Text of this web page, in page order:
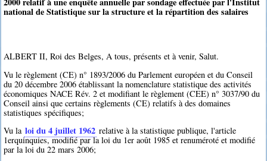
national de Statistique sur la structure et la répartition des salaires
ALBERT II, Roi des Belges, A tous, présents et à venir, Salut.
Vu le règlement (CE) n° 1893/2006 du Parlement européen et du Conseil
du 20 décembre 2006 établissant la nomenclature statistique des activités
économiques NACE Rév. 2 et modifiant le règlement (CEE) n° 3037/90 du
Conseil ainsi que certains règlements (CE) relatifs à des domaines
statistiques spécifiques;
Vu la loi du 4 juillet 1962 relative à la statistique publique, l'article
1erquinquies, modifié par la loi du 1er août 1985 et renuméroté et modifié
par la loi du 22 mars 2006;